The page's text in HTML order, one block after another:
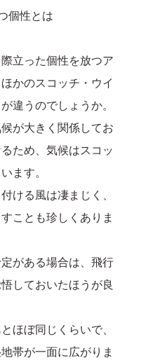
個性とは
立った個性を放つア
かのスコッチ・ウイ
違うのでしょうか。
が大きく関係してお
ため、気候はスコッ
ます。
ける風は凄まじく、
ことも珍しくありま
がある場合は、飛行
しておいたほうが良
ほぼ同じくらいで、
帯が一面に広がりま